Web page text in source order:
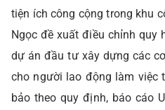
tiện ích công cộng trong khu
Ngọc đề xuất điều chỉnh quy
dự án đầu tư xây dựng các
cho người lao động làm việc
bảo theo quy định, báo cáo